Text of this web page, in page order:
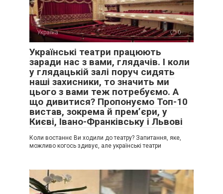
Україна 0
Українські театри працюють
заради нас з вами, глядачів. І коли
у глядацькій залі поруч сидять
наші захисники, то значить ми
цього з вами теж потребуємо. А
що дивитися? Пропонуємо Топ-10
вистав, зокрема й прем’єри, у
Києві, Івано-Франківську і Львові
Коли востаннє Ви ходили до театру? Запитання, яке,
можливо когось здивує, але українські театри